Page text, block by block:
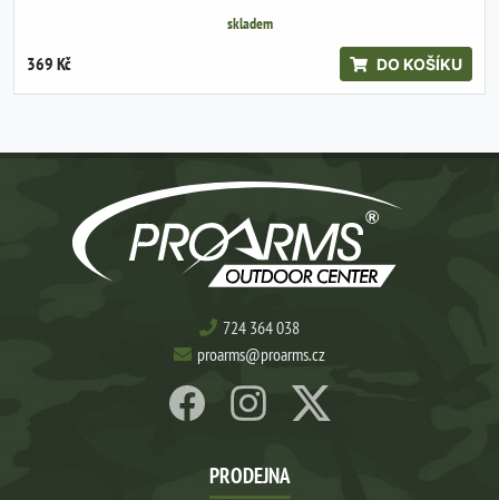
skladem
369 Kč DO KOŠÍKU
724 364 038
proarms@proarms.cz
PRODEJNA